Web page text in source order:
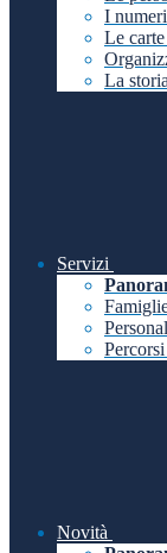
I
Le
La storia
Servizi
Novità